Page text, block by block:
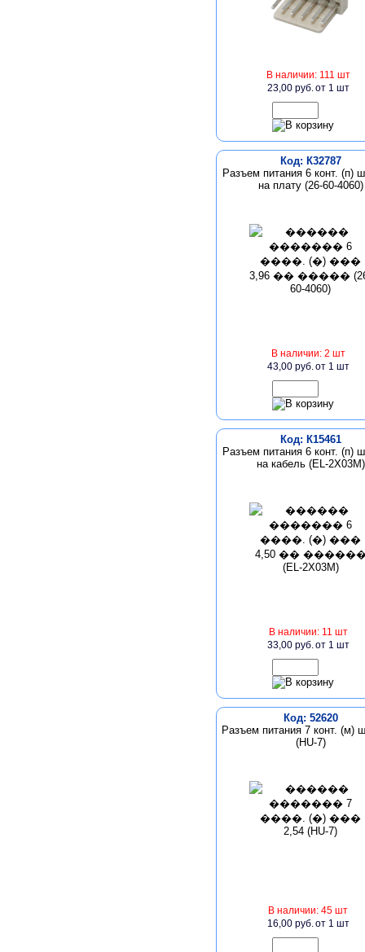
В наличии: 111 шт
23,00 руб.от 1 шт
Код: К32787
Разъем питания 6 конт. (п)
на плату (26-60-4060)
В наличии: 2 шт
43,00 руб.от 1 шт
Код: К15461
Разъем питания 6 конт. (п)
на кабель (EL-2X03M)
В наличии: 11 шт
33,00 руб.от 1 шт
Код: 52620
Разъем питания 7 конт. (м)
(HU-7)
В наличии: 45 шт
16,00 руб.от 1 шт